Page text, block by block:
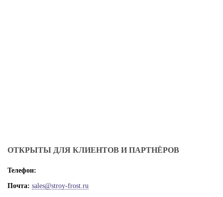
ОТКРЫТЫ ДЛЯ КЛИЕНТОВ И ПАРТНЁРОВ
Телефон:
Почта: sales@stroy-frost.ru